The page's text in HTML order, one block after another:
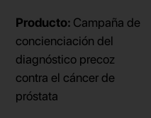
Producto: Campaña de
concienciación del
diagnóstico precoz
contra el cáncer de
próstata